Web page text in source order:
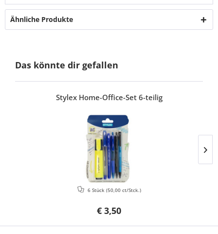
Ähnliche Produkte
Das könnte dir gefallen
Stylex Home-Office-Set 6-teilig
€ 3,50
6 Stück (50,00 ct/Stck.)